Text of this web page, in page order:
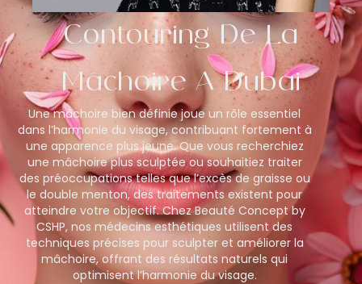
Contouring De La
Mâchoire À Dubaï
Une mâchoire bien définie joue un rôle essentiel
dans l’harmonie du visage, contribuant fortement à
une apparence plus jeune. Que vous recherchiez
une mâchoire plus sculptée ou souhaitiez traiter
des préoccupations telles que l’excès de graisse ou
le double menton, des traitements existent pour
atteindre votre objectif. Chez Beauté Concept by
CSHP, nos médecins esthétiques utilisent des
techniques précises pour sculpter et améliorer la
mâchoire, offrant des résultats naturels qui
optimisent l’harmonie du visage.